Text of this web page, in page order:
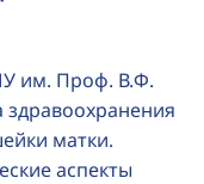
им. Проф. В.Ф.
матки.
аспекты